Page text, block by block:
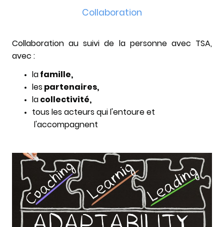
Collaboration
Collaboration au suivi de la personne avec TSA,
avec :
lafamille,
lespartenaires,
lacollectivité,
tous les acteurs qui l'entoure et
l'accompagnent